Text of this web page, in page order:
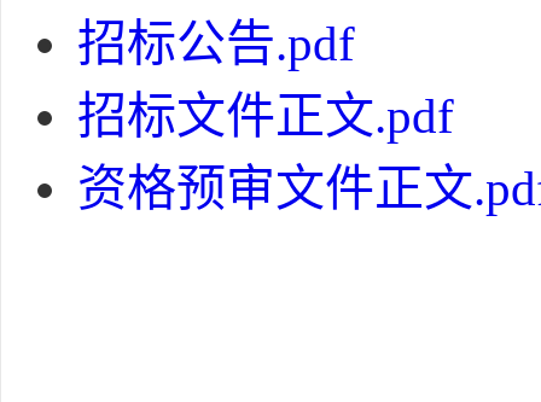
招标公告.pdf
招标文件正文.pdf
资格预审文件正文